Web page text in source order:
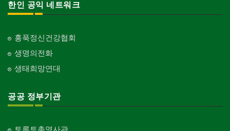
한인 공익 네트워크
홍푹정신건강협회
생명의전화
생태희망연대
공공 정부기관
토론토총영사관